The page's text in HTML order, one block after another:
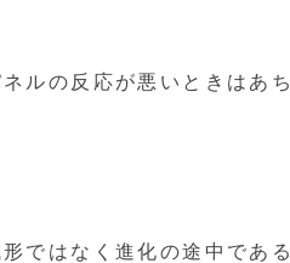
ルの反応が悪いときはあち
ではなく進化の途中である